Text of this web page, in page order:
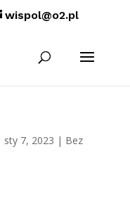
wispol@o2.pl
sty 7, 2023 | Bez